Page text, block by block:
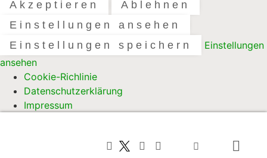
Akzeptieren
Ablehnen
Einstellungen ansehen
Einstellungen speichern
Einstellungen
ansehen
Cookie-Richlinie
Datenschutzerklärung
Impressum